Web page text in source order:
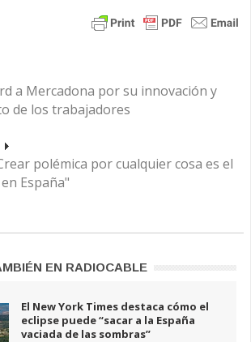
a Mercadona por su innovación y
de los trabajadores
polémica por cualquier cosa es el
España"
EN RADIOCABLE
El New York Times destaca cómo el
eclipse puede “sacar a la España
vaciada de las sombras”